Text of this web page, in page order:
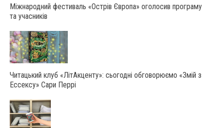
Міжнародний фестиваль «Острів Європа» оголосив програму
та учасників
Читацький клуб «ЛітАкценту»: сьогодні обговорюємо «Змій з
Ессексу» Сари Перрі